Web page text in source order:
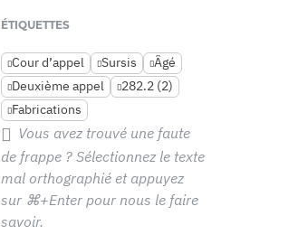
ÉTIQUETTES
Cour d’appel Sursis
Âgé
Deuxième appel
282.2 (2)
Fabrications
Vous avez trouvé une faute
de frappe ? Sélectionnez le texte
mal orthographié et appuyez
sur ⌘+Enter pour nous le faire
savoir.